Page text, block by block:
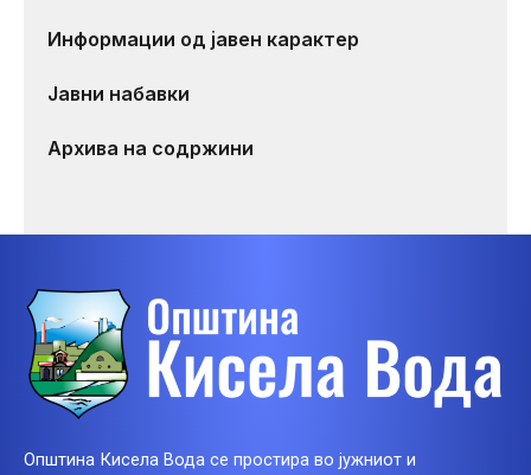
Информации од јавен карактер
Јавни набавки
Архива на содржини
Општина Кисела Вода се простира во јужниот и